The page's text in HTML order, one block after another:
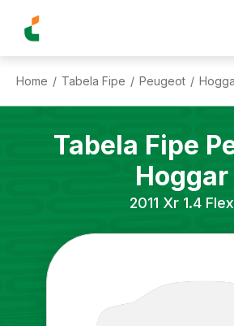
Home / Tabela Fipe / Peugeot /
Tabela Fipe
Hoggar
2011 Xr 1.4 Flex